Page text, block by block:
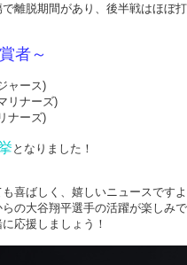
離脱期間があり、後半戦はほぼ
者～
ャース)
リナーズ)
ナーズ)
となりました！
喜ばしく、嬉しいニュースですよ
の大谷翔平選手の活躍が楽しみ
応援しましょう！